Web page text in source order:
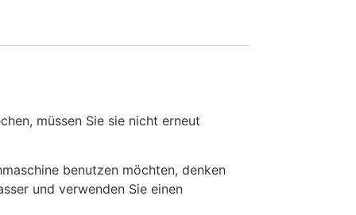
müssen Sie sie nicht erneut
benutzen möchten, denken
und verwenden Sie einen